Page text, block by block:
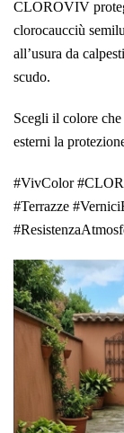
CLOROVIV
clorocaucciù
all’usura da
scudo.
Scegli il colore
esterni la
#VivColor
#Terrazze